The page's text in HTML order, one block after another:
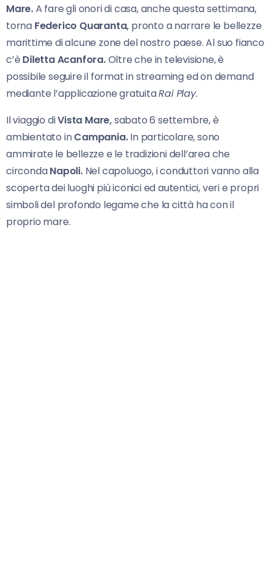
Mare.A fare gli onori di casa, anche questa settimana,
torna Federico Quaranta, pronto a narrare le bellezze
marittime di alcune zone del nostro paese. Al suo fianco
c’è Diletta Acanfora.Oltre che in televisione, è
possibile seguire il format in streaming ed on demand
mediante l’applicazione gratuitaRai Play.
Il viaggio diVista Mare,sabato 6 settembre, è
ambientato inCampania.In particolare, sono
ammirate le bellezze e le tradizioni dell’area che
circondaNapoli.Nel capoluogo, i conduttori vanno alla
scoperta dei luoghi più iconici ed autentici, veri e propri
simboli del profondo legame che la città ha con il
proprio mare.